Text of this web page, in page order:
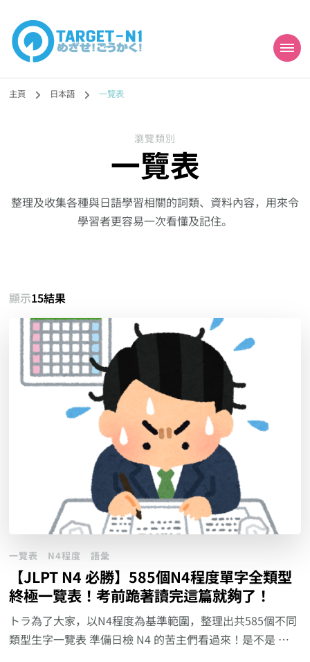
目標!!日本語能力試
N1合格
勉強コンテンツも追加予定!!】
主頁 日本語 一覽表
瀏覽類別
一覽表
整理及收集各種與日語學習相關的詞類、資料內容，用來令
學習者更容易一次看懂及記住。
顯示15結果
一覽表 N4程度 語彙
【JLPT N4 必勝】585個N4程度單字全類型
終極一覽表！考前跪著讀完這篇就夠了！
トラ為了大家，以N4程度為基準範圍，整理出共585個不同
類型生字一覽表 準備日檢 N4 的苦主們看過來！是不是 …